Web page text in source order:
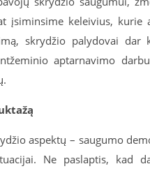
įsiminsime keleivius, kurie
skrydžio palydovai
aptarnavimo
aspektų – saugumo
Ne paslaptis, kad